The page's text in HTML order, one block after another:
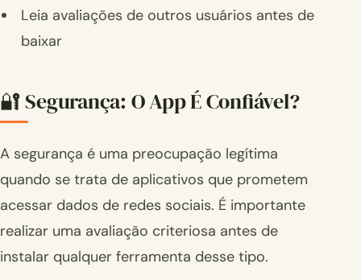
Leia avaliações de outros usuários antes de
baixar
🔐 Segurança: O App É Confiável?
A segurança é uma preocupação legítima
quando se trata de aplicativos que prometem
acessar dados de redes sociais. É importante
realizar uma avaliação criteriosa antes de
instalar qualquer ferramenta desse tipo.